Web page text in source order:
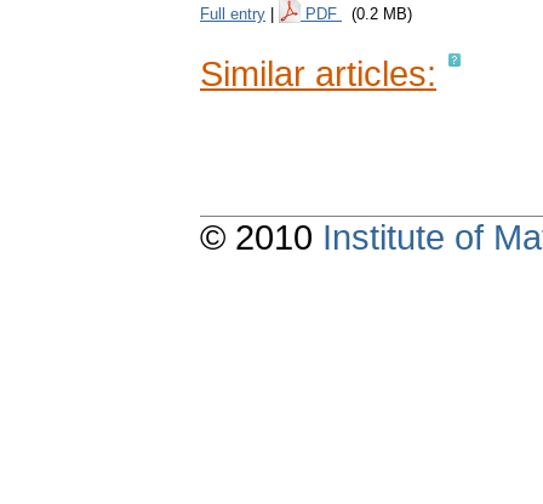
Full entry PDF (0.2 MB)
Similar articles:
© 2010 Institute of